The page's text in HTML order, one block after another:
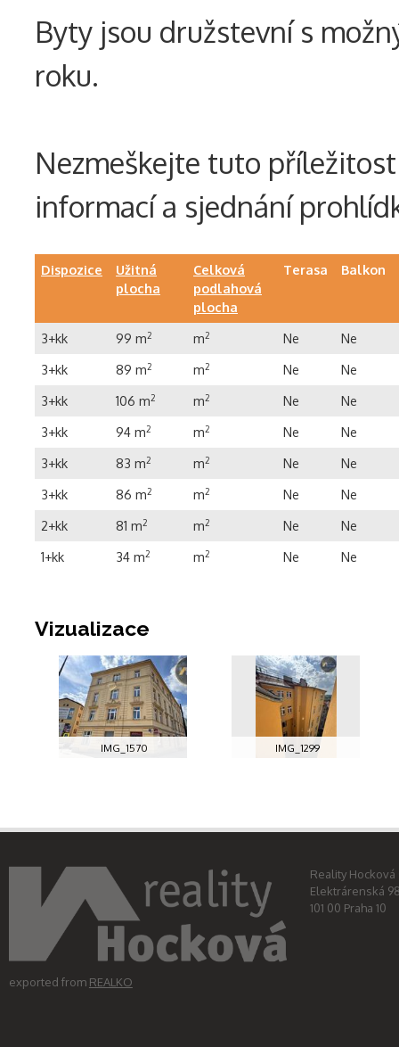
Byty jsou družstevní s
roku.
Nezmeškejte tuto
informací a sjednání
Dispozice
Užitná
plocha
Celková
podlahová
plocha
Terasa Balkon
3+kk 99 m2 m2 Ne
Ne
3+kk
89 m2 m2 Ne
Ne
3+kk
106 m2 m2 Ne
Ne
3+kk
94 m2 m2 Ne
Ne
3+kk
83 m2 m2 Ne
Ne
3+kk
86 m2 m2 Ne
Ne
2+kk
81 m2 m2 Ne
Ne
1+kk
34 m2 m2 Ne Ne
Vizualizace
IMG_1570 IMG_1299
exported from REALKO
Reality Hocková
Elektrárenská
101 00 Praha 10